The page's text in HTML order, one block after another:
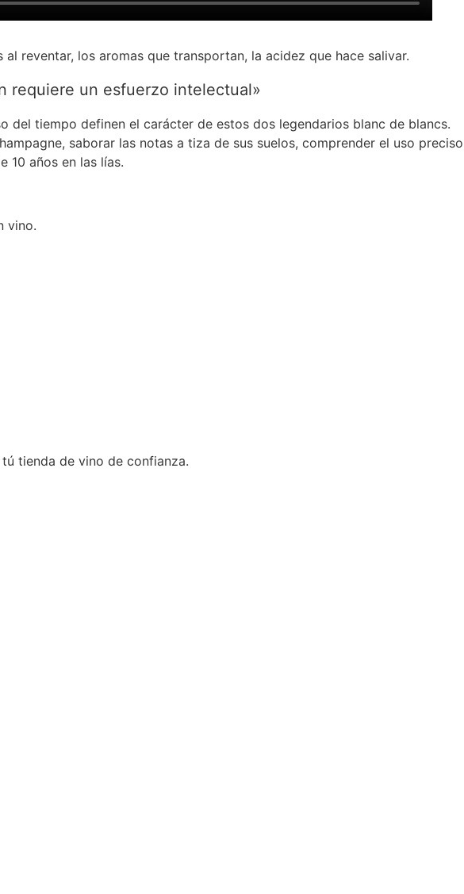
reventar, los aromas que transportan, la acidez que hace salivar.
requiere un esfuerzo intelectual»
tiempo definen el carácter de estos dos legendarios blanc de blancs.
saborar las notas a tiza de sus suelos, comprender el uso preciso
10 años en las lías.
vino.
tienda de vino de confianza.